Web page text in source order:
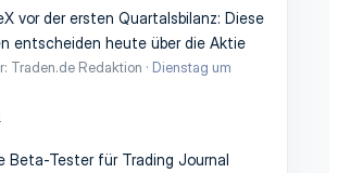
vor der ersten Quartalsbilanz: Diese
entscheiden heute über die Aktie
Traden.de Redaktion
Dienstag um
Beta-Tester für Trading Journal